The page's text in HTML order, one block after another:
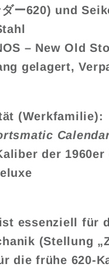
ダー620) und
– New Old
gelagert,
(Werkfamilie):
der 1960er
essenziell für
(Stellung
die frühe 620-